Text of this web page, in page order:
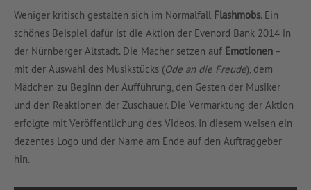
Weniger kritisch gestalten sich im Normalfall Flashmobs. Ein
schönes Beispiel dafür ist die Aktion der Evenord Bank 2014 in
der Nürnberger Altstadt. Die Macher setzen auf Emotionen –
mit der Auswahl des Musikstücks (Ode an die Freude), dem
Mädchen zu Beginn der Aufführung, den Gesten der Musiker
und den Reaktionen der Zuschauer. Die Vermarktung der Aktion
erfolgte mit Veröffentlichung des Videos. In diesem weisen ein
dezentes Logo und der Name am Ende auf den Auftraggeber
hin.